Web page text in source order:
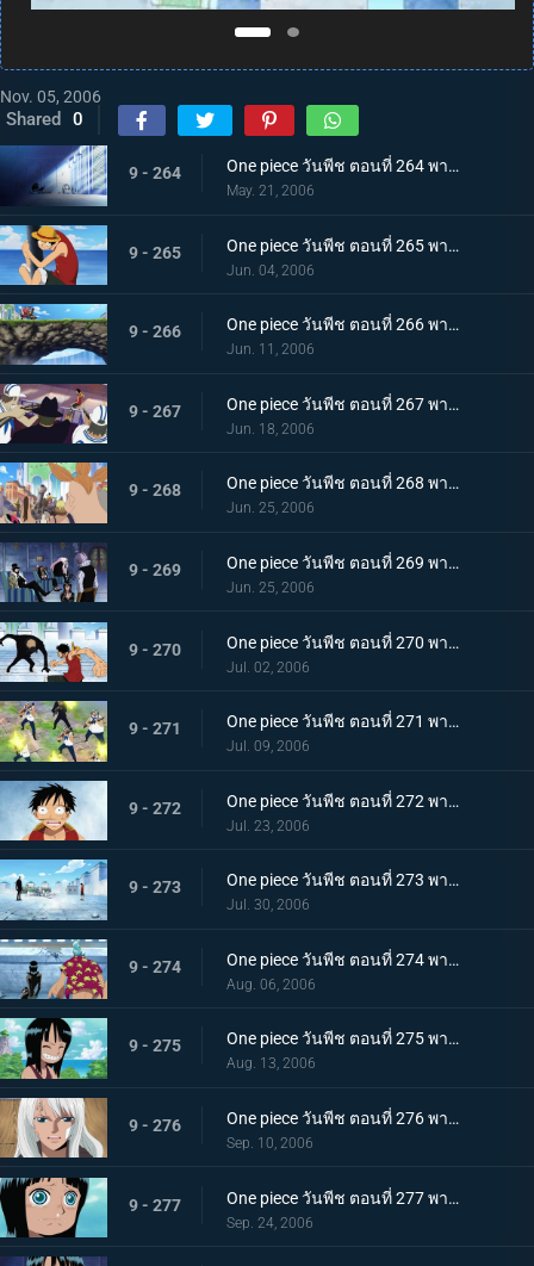
Nov. 05, 2006
Shared 0
9 - 264 One piece วันพีช ตอนที่ 264 พากย์ไทย การจู่โจมเริ่มต้น! โจรสลัดหมวกฟางบุกเข้ามา!
May. 21, 2006
9 - 265 One piece วันพีช ตอนที่ 265 พากย์ไทย ลูฟี่บุกตะลุย! ศึกใหญ่บนเกาะตุลาการ
Jun. 04, 2006
9 - 266 One piece วันพีช ตอนที่ 266 พากย์ไทย ปะทะเผ่าคนยักษ์! มุ่งหน้าเปิดประตูบานที่สอง!
Jun. 11, 2006
9 - 267 One piece วันพีช ตอนที่ 267 พากย์ไทย เบิกเส้นทางใหม่! ร็อคเก็ตแมนเหินฟ้า!
Jun. 18, 2006
9 - 268 One piece วันพีช ตอนที่ 268 พากย์ไทย ไล่ตามลูฟี่! รวมพลังกลุ่มหมวกฟาง!
Jun. 25, 2006
9 - 269 One piece วันพีช ตอนที่ 269 พากย์ไทย โรบิ้นถูกหักหลัง! ความคิดของรัฐบาลโลก
Jun. 25, 2006
9 - 270 One piece วันพีช ตอนที่ 270 พากย์ไทย ศึกชิงโรบิ้น ลูฟี่ ปะทะ บรูโน่
Jul. 02, 2006
9 - 271 One piece วันพีช ตอนที่ 271 พากย์ไทย อย่าหยุดกับที่ จุดไฟตีโต้กลับไป!
Jul. 09, 2006
9 - 272 One piece วันพีช ตอนที่ 272 พากย์ไทย เบื้องหน้าลูฟี่! รวมพลกันที่ลานหน้าศาล!
Jul. 23, 2006
9 - 273 One piece วันพีช ตอนที่ 273 พากย์ไทย ปกป้องพวกพ้องทุกคนให้ได้! เดินหน้าเกียร์สอง!
Jul. 30, 2006
9 - 274 One piece วันพีช ตอนที่ 274 พากย์ไทย ตอบสิโรบิ้น! เสียงตะโกนของกลุ่มหมวกฟาง!
Aug. 06, 2006
9 - 275 One piece วันพีช ตอนที่ 275 พากย์ไทย อดีตของโรบิ้น! สาวน้อยที่ถูกเรียกว่าปีศาจ!
Aug. 13, 2006
9 - 276 One piece วันพีช ตอนที่ 276 พากย์ไทย แม่ลูกฟ้าลิขิต ชื่อของแม่คือ "โอลิเวีย"
Sep. 10, 2006
9 - 277 One piece วันพีช ตอนที่ 277 พากย์ไทย โศกนาฏกรรมของโอฮาร่า! ความหวาดหวั่นของบัสเตอร์คอล!
Sep. 24, 2006